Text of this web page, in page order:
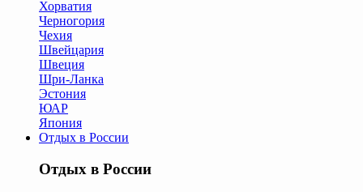
Хорватия
Черногория
Чехия
Швейцария
Швеция
Шри-Ланка
Эстония
ЮАР
Япония
Отдых в России
Отдых в России